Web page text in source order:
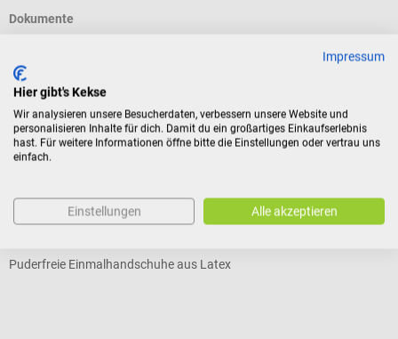
Dokumente
Bewertungen
Kunden kauften auch
Meditrade
Gentle Skin compact+ Handschuhe
Puderfreie Einmalhandschuhe aus Latex
Impressum
Hier gibt's Kekse
Wir analysieren unsere Besucherdaten, verbessern unsere Website und
personalisieren Inhalte für dich. Damit du ein großartiges Einkaufserlebnis
hast. Für weitere Informationen öffne bitte die Einstellungen oder vertrau uns
einfach.
Einstellungen Alle akzeptieren